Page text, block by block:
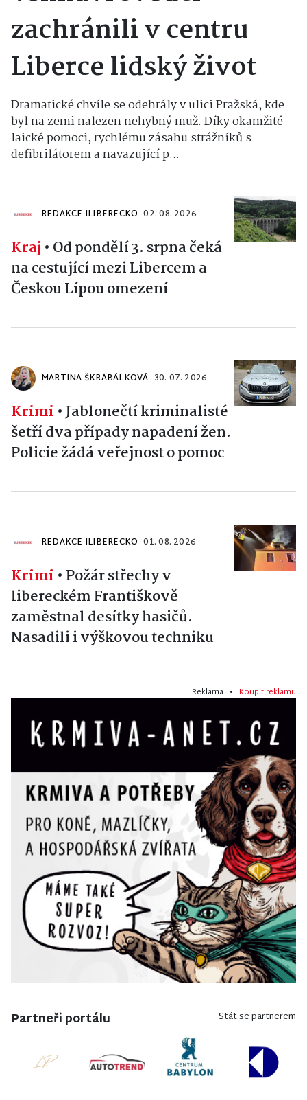
zachránili v centru
Liberce lidský život
Dramatické chvíle se odehrály v ulici Pražská, kde
byl na zemi nalezen nehybný muž. Díky okamžité
laické pomoci, rychlému zásahu strážníků s
defibrilátorem a navazující p...
REDAKCE ILIBERECKO 02. 08. 2026
Kraj • Od pondělí 3. srpna čeká
na cestující mezi Libercem a
Českou Lípou omezení
MARTINA ŠKRABÁLKOVÁ 30. 07. 2026
Krimi •Jablonečtí kriminalisté
šetří dva případy napadení žen.
Policie žádá veřejnost o pomoc
REDAKCE ILIBERECKO 01. 08. 2026
Krimi • Požár střechy v
libereckém Františkově
zaměstnal desítky hasičů.
Nasadili i výškovou techniku
Reklama • Koupit reklamu
Partneři portálu Stát se partnerem